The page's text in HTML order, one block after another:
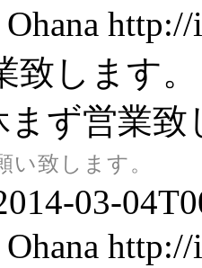
http://
致します
まず営業致
致します。
03-
http://